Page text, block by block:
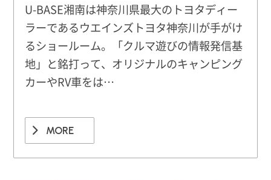
U-BASE湘南は神奈川県最大のトヨタディー
ラーであるウエインズトヨタ神奈川が手がけ
るショールーム。「クルマ遊びの情報発信基
地」と銘打って、オリジナルのキャンピング
カーやRV車をは…
MORE